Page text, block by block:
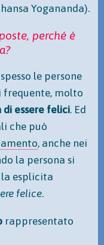
Yogananda).
perché è
le persone
frequente, molto
di essere felici. Ed
che può
, anche nei
la persona si
esplicita
felice.
rappresentato